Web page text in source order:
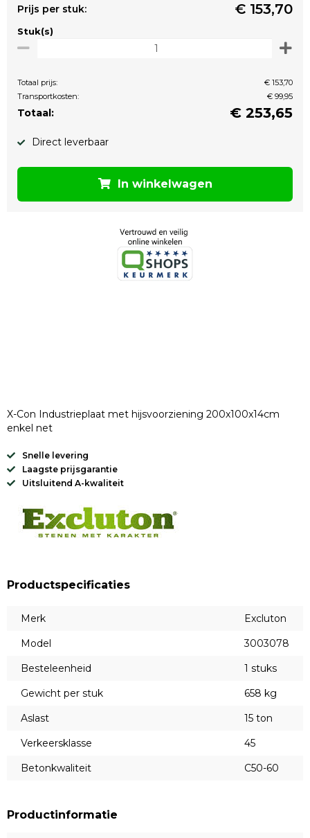
Prijs per stuk: € 153,70
Stuk(s)
Totaal prijs:
€ 153,70
Transportkosten:
€ 99,95
Totaal: € 253,65
Direct leverbaar
In winkelwagen
X-Con Industrieplaat met hijsvoorziening 200x100x14cm
enkel net
Snelle levering
Laagste prijsgarantie
Uitsluitend A-kwaliteit
Productspecificaties
Merk
Excluton
Model
3003078
Besteleenheid
1 stuks
Gewicht per stuk
658 kg
Aslast
15 ton
Verkeersklasse
45
Betonkwaliteit
C50-60
Productinformatie